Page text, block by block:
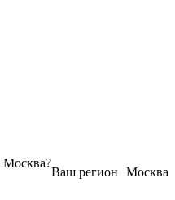
Москва
Ваш регион
Москва?